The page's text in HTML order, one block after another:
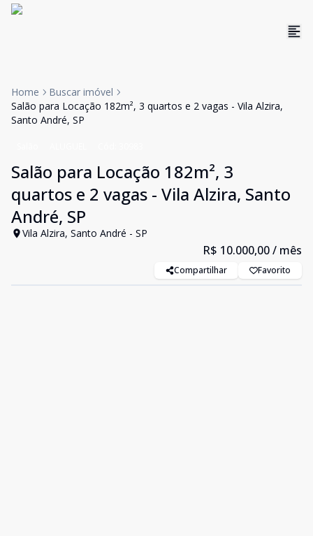
Home
Buscar imóvel
Salão para Locação 182m², 3 quartos e 2 vagas - Vila Alzira,
Santo André, SP
Salão para Locação 182m², 3
quartos e 2 vagas - Vila Alzira, Santo
André, SP
Vila Alzira, Santo André - SP
R$ 10.000,00/ mês
Compartilhar Favorito